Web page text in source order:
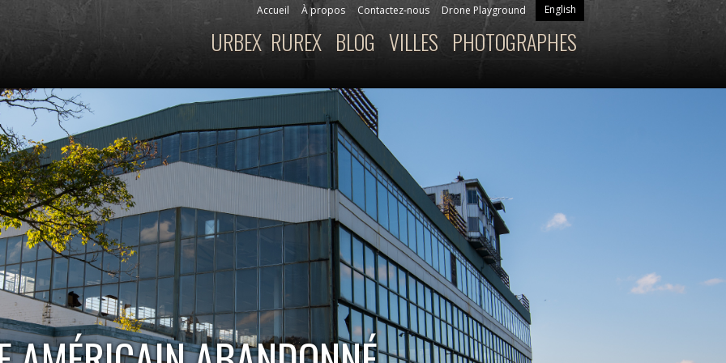
English
Accueil À propos Contactez-nous Drone Playground
Menu principal PHOTOGRAPHES
VILLES
BLOG
RUREX
URBEX